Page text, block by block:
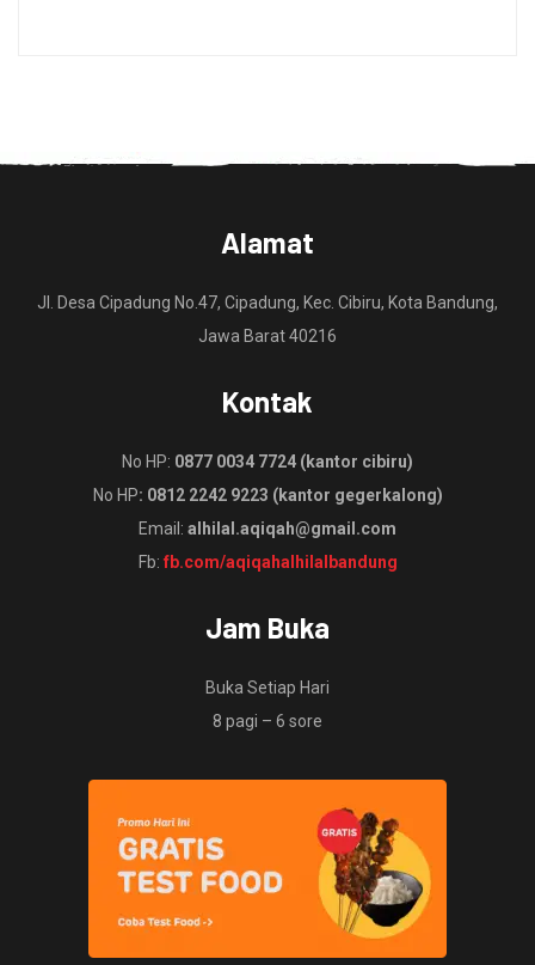
Alamat
Jl. Desa Cipadung No.47, Cipadung, Kec. Cibiru, Kota Bandung,
Jawa Barat 40216
Kontak
No HP: 0877 0034 7724 (kantor cibiru)
No HP: 0812 2242 9223 (kantor gegerkalong)
Email: alhilal.aqiqah@gmail.com
Fb: fb.com/aqiqahalhilalbandung
Jam Buka
Buka Setiap Hari
8 pagi – 6 sore